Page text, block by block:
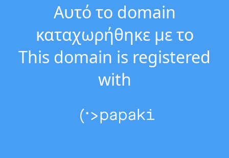
Αυτό το domain
καταχωρήθηκε με το
This domain is registered
with